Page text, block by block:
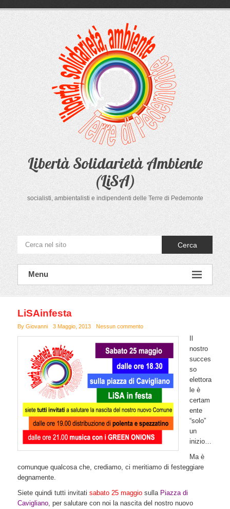
Libertà Solidarietà Ambiente
(LiSA)
socialisti, ambientalisti e indipendenti delle Terre di Pedemonte
Cerca
Menu
LiSAinfesta
By Giovanni 3 Maggio, 2013 Nessun commento
nostro
succes
so
elettora
le è
certam
ente
“solo”
un
inizio…
Ma è
comunque qualcosa che, crediamo, ci meritiamo di festeggiare
degnamente.
Siete quindi tutti invitati sabato 25 maggio sulla Piazza di
Cavigliano, per salutare con noi la nascita del nostro nuovo